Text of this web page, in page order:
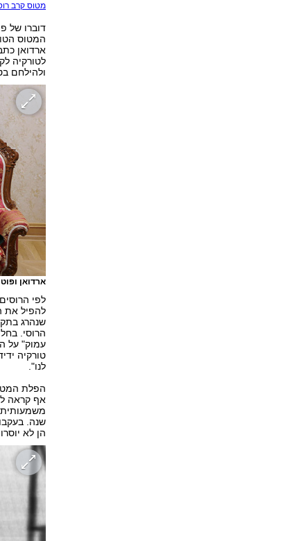
מטוס קרב
דוברו של
המטוס
ארדואן
לטורקיה
ולהילחם
ארדואן
לפי
להפיל את
שנהרג
הרוסי.
עמוק" על
טורקיה
לנו".
הפלת
אף קראה
משמעותית
שנה.
הן לא